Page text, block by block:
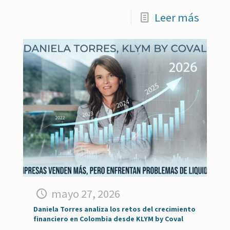
Leer más
mayo 27, 2026
Daniela Torres analiza los retos del crecimiento
financiero en Colombia desde KLYM by Coval